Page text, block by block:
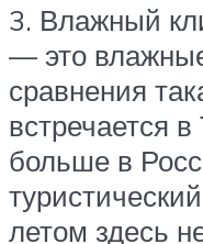
3. Влажный
— это
сравнения
встречается
больше в
летом здесь